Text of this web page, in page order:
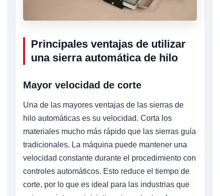
Principales ventajas de utilizar
una sierra automática de hilo
Mayor velocidad de corte
Una de las mayores ventajas de las sierras de
hilo automáticas es su velocidad. Corta los
materiales mucho más rápido que las sierras guía
tradicionales. La máquina puede mantener una
velocidad constante durante el procedimiento con
controles automáticos. Esto reduce el tiempo de
corte, por lo que es ideal para las industrias que